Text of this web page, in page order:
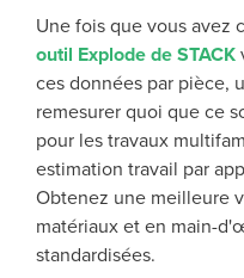
Une fois que vous avez
outil Explode de STACK
ces données par pièce,
remesurer quoi que ce
pour les travaux
estimation travail par
Obtenez une meilleure
matériaux et en main-
standardisées.